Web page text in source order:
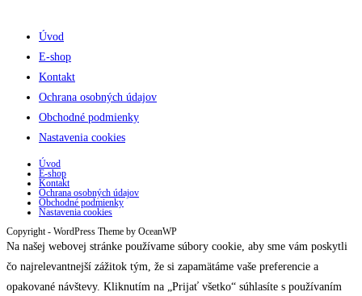
Úvod
E-shop
Kontakt
Ochrana osobných údajov
Obchodné podmienky
Nastavenia cookies
Úvod
E-shop
Kontakt
Ochrana osobných údajov
Obchodné podmienky
Nastavenia cookies
Copyright - WordPress Theme by OceanWP
Na našej webovej stránke používame súbory cookie, aby sme vám poskytli
čo najrelevantnejší zážitok tým, že si zapamätáme vaše preferencie a
opakované návštevy. Kliknutím na „Prijať všetko“ súhlasíte s používaním